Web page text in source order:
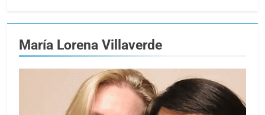
María Lorena Villaverde